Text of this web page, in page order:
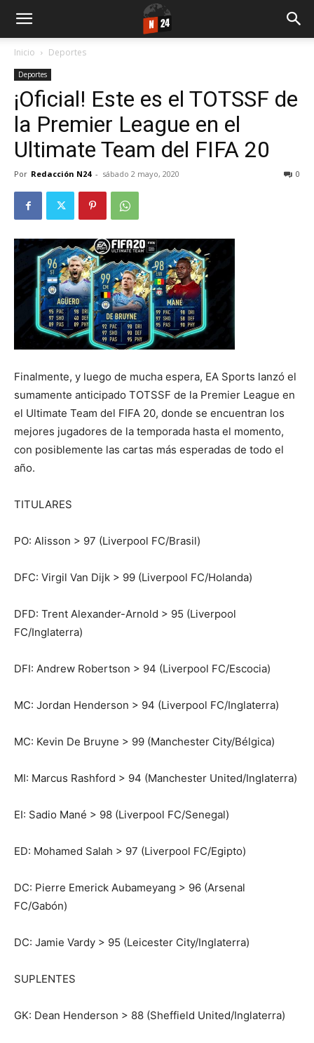
Inicio Deportes
Deportes
¡Oficial! Este es el TOTSSF de
la Premier League en el
Ultimate Team del FIFA 20
Por Redacción N24 - sábado 2 mayo, 2020 0
Finalmente, y luego de mucha espera, EA Sports lanzó el
sumamente anticipado TOTSSF de la Premier League en
el Ultimate Team del FIFA 20, donde se encuentran los
mejores jugadores de la temporada hasta el momento,
con posiblemente las cartas más esperadas de todo el
año.
TITULARES
PO: Alisson > 97 (Liverpool FC/Brasil)
DFC: Virgil Van Dijk > 99 (Liverpool FC/Holanda)
DFD: Trent Alexander-Arnold > 95 (Liverpool
FC/Inglaterra)
DFI: Andrew Robertson > 94 (Liverpool FC/Escocia)
MC: Jordan Henderson > 94 (Liverpool FC/Inglaterra)
MC: Kevin De Bruyne > 99 (Manchester City/Bélgica)
MI: Marcus Rashford > 94 (Manchester United/Inglaterra)
EI: Sadio Mané > 98 (Liverpool FC/Senegal)
ED: Mohamed Salah > 97 (Liverpool FC/Egipto)
DC: Pierre Emerick Aubameyang > 96 (Arsenal
FC/Gabón)
DC: Jamie Vardy > 95 (Leicester City/Inglaterra)
SUPLENTES
GK: Dean Henderson > 88 (Sheffield United/Inglaterra)